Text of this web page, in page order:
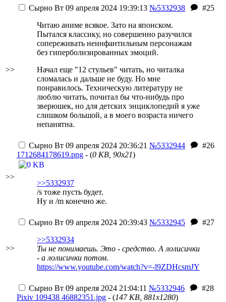
>>
Сырно Вт 09 апреля 2024 19:39:13 №5332938
#25
Читаю аниме всякое. Зато на японском.
Пытался классику, но совершенно разучился
сопереживать неинфантильным персонажам
без гиперболизированных эмоций.
Начал еще "12 стульев" читать, но читалка
сломалась и дальше не буду. Но мне
понравилось. Техническую литературу не
люблю читать, почитал бы что-нибудь про
зверюшек, но для детских энциклопедий я уже
слишком большой, а в моего возраста ничего
непанятна.
>>
Сырно Вт 09 апреля 2024 20:36:21 №5332944
#26
1712684178619.png - (0 KB, 90x21)
>>5332937
/s тоже пусть будет.
Ну и /m конечно же.
>>
Сырно Вт 09 апреля 2024 20:39:43 №5332945
#27
>>5332934
Ты не понимаешь. Это - средство. А лолисички
- а лолисички потом.
https://www.youtube.com/watch?v=-l9ZDHcsmJY
Сырно Вт 09 апреля 2024 21:04:11 №5332946
#28
Pixiv 109438 46882351.jpg - (147 KB, 881x1280)